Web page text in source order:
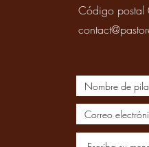
Código